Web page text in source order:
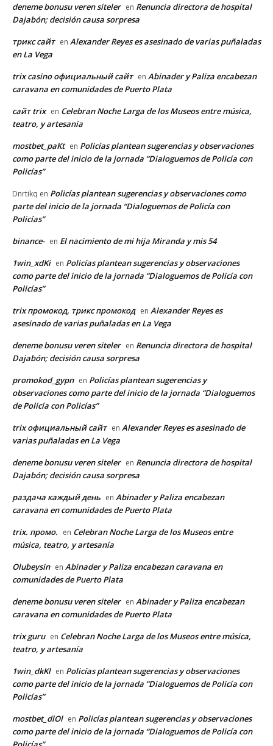
deneme bonusu veren siteler en Renuncia directora de hospital
Dajabón; decisión causa sorpresa
трикс сайт en Alexander Reyes es asesinado de varias puñaladas
en La Vega
trix casino официальный сайт en Abinader y Paliza encabezan
caravana en comunidades de Puerto Plata
сайт trix en Celebran Noche Larga de los Museos entre música,
teatro, y artesanía
mostbet_paKt en Policías plantean sugerencias y observaciones
como parte del inicio de la jornada “Dialoguemos de Policía con
Policías”
Dnrtikq en Policías plantean sugerencias y observaciones como
parte del inicio de la jornada “Dialoguemos de Policía con
Policías”
binance- en El nacimiento de mi hija Miranda y mis 54
1win_xdKi en Policías plantean sugerencias y observaciones
como parte del inicio de la jornada “Dialoguemos de Policía con
Policías”
trix промокод, трикс промокод en Alexander Reyes es
asesinado de varias puñaladas en La Vega
deneme bonusu veren siteler en Renuncia directora de hospital
Dajabón; decisión causa sorpresa
promokod_gypn en Policías plantean sugerencias y
observaciones como parte del inicio de la jornada “Dialoguemos
de Policía con Policías”
trix официальный сайт en Alexander Reyes es asesinado de
varias puñaladas en La Vega
deneme bonusu veren siteler en Renuncia directora de hospital
Dajabón; decisión causa sorpresa
раздача каждый день en Abinader y Paliza encabezan
caravana en comunidades de Puerto Plata
trix. промо. en Celebran Noche Larga de los Museos entre
música, teatro, y artesanía
Olubeysin en Abinader y Paliza encabezan caravana en
comunidades de Puerto Plata
deneme bonusu veren siteler en Abinader y Paliza encabezan
caravana en comunidades de Puerto Plata
trix guru en Celebran Noche Larga de los Museos entre música,
teatro, y artesanía
1win_dkKl en Policías plantean sugerencias y observaciones
como parte del inicio de la jornada “Dialoguemos de Policía con
Policías”
mostbet_dlOl en Policías plantean sugerencias y observaciones
como parte del inicio de la jornada “Dialoguemos de Policía con